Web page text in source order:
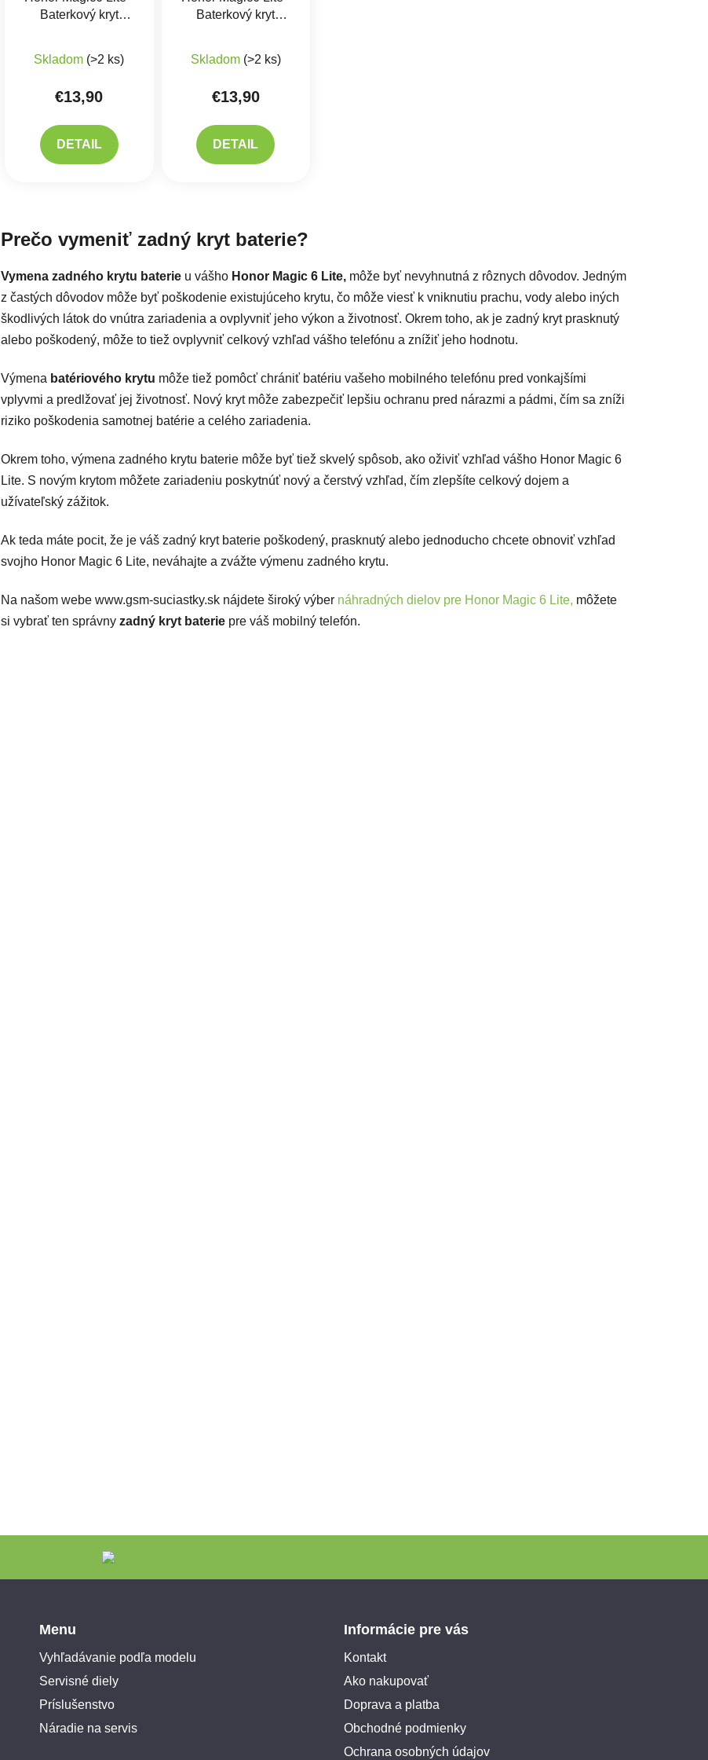
Baterkový kryt
Skladom (>2 ks)
€13,90
DETAIL
Baterkový kryt
Skladom (>2 ks)
€13,90
DETAIL
Prečo vymeniť zadný kryt baterie?
Vymena zadného krytu baterie u vášho Honor Magic 6 Lite, môže byť nevyhnutná z rôznych dôvodov. Jedným
z častých dôvodov môže byť poškodenie existujúceho krytu, čo môže viesť k vniknutiu prachu, vody alebo iných
škodlivých látok do vnútra zariadenia a ovplyvniť jeho výkon a životnosť. Okrem toho, ak je zadný kryt prasknutý
alebo poškodený, môže to tiež ovplyvniť celkový vzhľad vášho telefónu a znížiť jeho hodnotu.
Výmena batériového krytu môže tiež pomôcť chrániť batériu vašeho mobilného telefónu pred vonkajšími
vplyvmi a predlžovať jej životnosť. Nový kryt môže zabezpečiť lepšiu ochranu pred nárazmi a pádmi, čím sa zníži
riziko poškodenia samotnej batérie a celého zariadenia.
Okrem toho, výmena zadného krytu baterie môže byť tiež skvelý spôsob, ako oživiť vzhľad vášho Honor Magic 6
Lite. S novým krytom môžete zariadeniu poskytnúť nový a čerstvý vzhľad, čím zlepšíte celkový dojem a
užívateľský zážitok.
Ak teda máte pocit, že je váš zadný kryt baterie poškodený, prasknutý alebo jednoducho chcete obnoviť vzhľad
svojho Honor Magic 6 Lite, neváhajte a zvážte výmenu zadného krytu.
Na našom webe www.gsm-suciastky.sk nájdete široký výber náhradných dielov pre Honor Magic 6 Lite, môžete
si vybrať ten správny zadný kryt baterie pre váš mobilný telefón.
Menu
Vyhľadávanie podľa modelu
Servisné diely
Príslušenstvo
Náradie na servis
Informácie pre vás
Kontakt
Ako nakupovať
Doprava a platba
Obchodné podmienky
Ochrana osobných údajov